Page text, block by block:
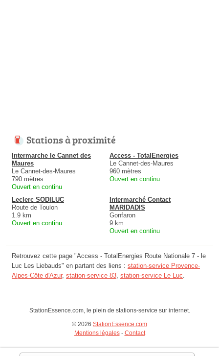
Stations à proximité
Intermarche le Cannet des
Maures
Le Cannet-des-Maures
790 mètres
Ouvert en continu
Access - TotalEnergies
Le Cannet-des-Maures
960 mètres
Ouvert en continu
Leclerc SODILUC
Route de Toulon
1.9 km
Ouvert en continu
Intermarché Contact
MARIDADIS
Gonfaron
9 km
Ouvert en continu
Retrouvez cette page "Access - TotalEnergies Route Nationale 7 - le
Luc Les Liebauds" en partant des liens : station-service Provence-
Alpes-Côte d'Azur, station-service 83, station-service Le Luc.
StationEssence.com, le plein de stations-service sur internet.
© 2026 StationEssence.com
Mentions légales- Contact